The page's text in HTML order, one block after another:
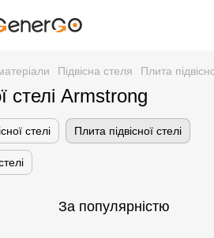
Підвісна стеля Плита
стелі Armstrong
стелі Плита підвісної стелі
За популярністю